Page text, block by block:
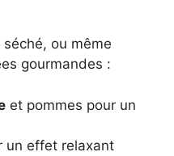
ou même
gourmandes :
et pommes pour un
un effet relaxant